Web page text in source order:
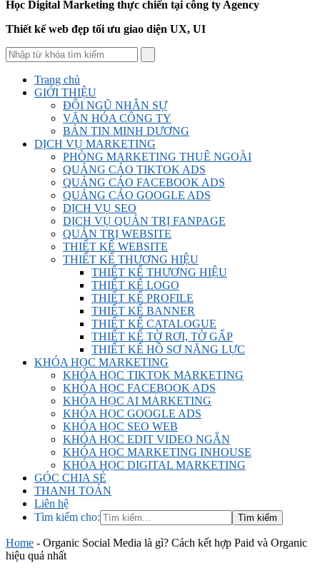
Học Digital Marketing thực chiến tại công ty Agency
Thiết kế web đẹp tối ưu giao diện UX, UI
Trang chủ
GIỚI THIỆU
ĐỘI NGŨ NHÂN SỰ
VĂN HÓA CÔNG TY
BẢN TIN MINH DƯƠNG
DỊCH VỤ MARKETING
PHÒNG MARKETING THUÊ NGOÀI
QUẢNG CÁO TIKTOK ADS
QUẢNG CÁO FACEBOOK ADS
QUẢNG CÁO GOOGLE ADS
DỊCH VỤ SEO
DỊCH VỤ QUẢN TRỊ FANPAGE
QUẢN TRỊ WEBSITE
THIẾT KẾ WEBSITE
THIẾT KẾ THƯƠNG HIỆU
THIẾT KẾ THƯƠNG HIỆU
THIẾT KẾ LOGO
THIẾT KẾ PROFILE
THIẾT KẾ BANNER
THIẾT KẾ CATALOGUE
THIẾT KẾ TỜ RƠI, TỜ GẤP
THIẾT KẾ HỒ SƠ NĂNG LỰC
KHÓA HỌC MARKETING
KHÓA HỌC TIKTOK MARKETING
KHÓA HỌC FACEBOOK ADS
KHÓA HỌC AI MARKETING
KHÓA HỌC GOOGLE ADS
KHÓA HỌC SEO WEB
KHÓA HỌC EDIT VIDEO NGẮN
KHÓA HỌC MARKETING INHOUSE
KHÓA HỌC DIGITAL MARKETING
GÓC CHIA SẺ
THANH TOÁN
Liên hệ
Tìm kiếm cho:
Home - Organic Social Media là gì? Cách kết hợp Paid và Organic
hiệu quả nhất